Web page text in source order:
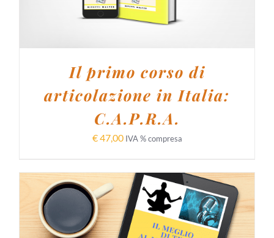
Il primo corso di
articolazione in Italia:
C.A.P.R.A.
€47,00 IVA % compresa